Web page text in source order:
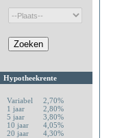
Hypotheekrente
Variabel
2,70%
1 jaar
2,80%
5 jaar
3,80%
10 jaar
4,05%
20 jaar
4,30%